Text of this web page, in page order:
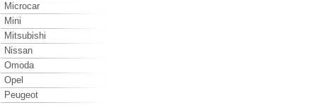
Microcar
Mini
Mitsubishi
Nissan
Omoda
Opel
Peugeot